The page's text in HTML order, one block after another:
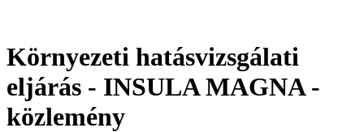
Környezeti hatásvizsgálati
eljárás - INSULA MAGNA -
közlemény